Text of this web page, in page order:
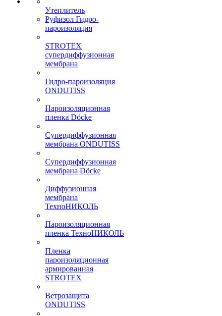
Утеплитель
Руфизол Гидро-
пароизоляция
STROTEX
супердиффузионная
мембрана
Гидро-пароизоляция
ONDUTISS
Пароизоляционная
пленка Döcke
Супердиффузионная
мембрана ONDUTISS
Супердиффузионная
мембрана Döcke
Диффузионная
мембрана
ТехноНИКОЛЬ
Пароизоляционная
пленка ТехноНИКОЛЬ
Пленка
пароизоляционная
армированная
STROTEX
Ветрозащита
ONDUTISS